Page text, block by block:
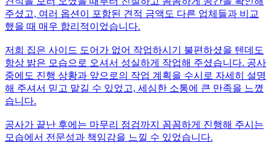
주셨고, 여러 옵션이 포함된 견적 금액도 다른 업체들과 비교
했을 때 매우 합리적이었습니다.
저희 집은 사이드 도어가 없어 작업하시기 불편하셨을 텐데도
항상 밝은 모습으로 오셔서 성실하게 작업해 주셨습니다. 공사
중에도 진행 상황과 앞으로의 작업 계획을 수시로 자세히 설명
해 주셔서 믿고 맡길 수 있었고, 세심한 소통에 큰 만족을 느꼈
습니다.
공사가 끝난 후에는 마무리 점검까지 꼼꼼하게 진행해 주시는
모습에서 전문성과 책임감을 느낄 수 있었습니다.